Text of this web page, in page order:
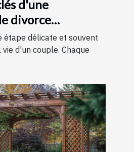
d'une
divorce
étape délicate et souvent
d'un couple. Chaque